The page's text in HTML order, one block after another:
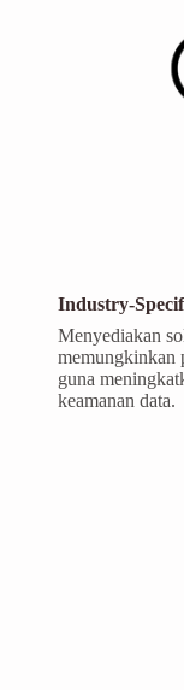
Industry-
Menyediakan
memungkinkan
guna
keamanan data.